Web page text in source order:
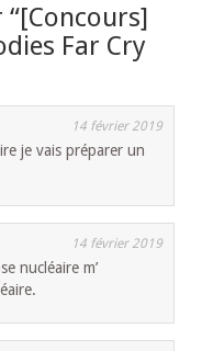
[Concours]
Far Cry
14 février 2019
je vais préparer un
14 février 2019
nucléaire m’